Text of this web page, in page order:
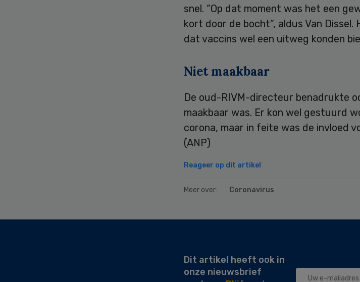
snel. “Op dat moment was het een
kort door de bocht”, aldus Van
dat vaccins wel een uitweg konden
Niet maakbaar
De oud-RIVM-directeur benadrukte
maakbaar was. Er kon wel gestuurd
corona, maar in feite was de invloed
(ANP)
Reageer op dit artikel
Meer over: Coronavirus
Dit artikel heeft ook in
onze nieuwsbrief